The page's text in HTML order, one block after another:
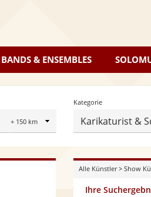
BANDS & ENSEMBLES
Ort
Events
festlegen
Kategorie
Karikaturist &
Alle Künstler> Show
Ihre